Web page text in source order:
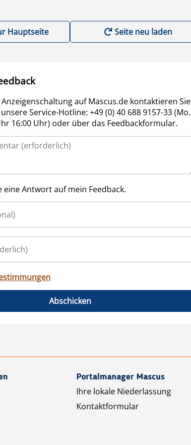
Hauptseite Seite neu laden
auf Mascus.de kontaktieren Sie
Service-Hotline: +49 (0) 40 688 9157-33 (Mo.
16:00 Uhr) oder über das Feedbackformular.
eine Antwort auf mein Feedback.
Abschicken
Portalmanager Mascus
Ihre lokale Niederlassung
Kontaktformular